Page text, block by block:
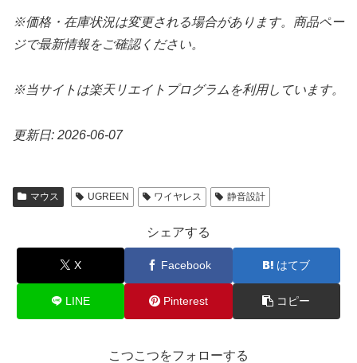
※価格・在庫状況は変更される場合があります。商品ペー
ジで最新情報をご確認ください。
※当サイトは楽天リエイトプログラムを利用しています。
更新日: 2026-06-07
マウス UGREEN ワイヤレス 静音設計
シェアする
X Facebook はてブ
LINE Pinterest コピー
こつこつをフォローする